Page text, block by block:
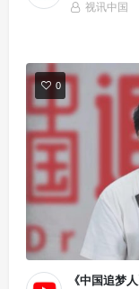
视讯中国
0
《中国追梦